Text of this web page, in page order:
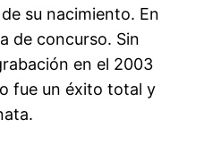
su nacimiento. En
de concurso. Sin
en el 2003
fue un éxito total y